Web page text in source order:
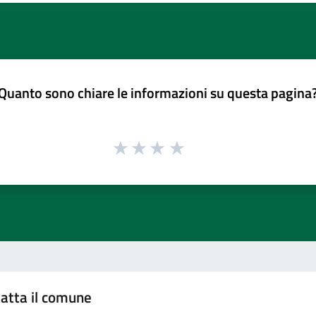
sono chiare le informazioni su questa
il comune